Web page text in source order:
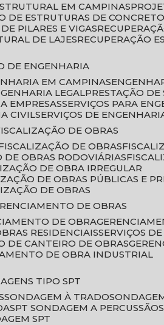
EM CAMPINAS
DE ESTRUTURAS DE
PILARES E VIGAS
DE LAJES
RECUPERAÇÃO
DE ENGENHARIA
EM CAMPINAS
LEGAL
PRESTAÇÃO
EMPRESAS SERVIÇOS PARA
CIVIL SERVIÇOS DE
DE OBRAS
FISCALIZAÇÃO DE OBRAS
DE OBRAS RODOVIÁRIAS
DE OBRA IRREGULAR
DE OBRAS PÚBLICAS E
DE OBRAS
DE OBRAS
DE OBRA
RESIDENCIAIS SERVIÇOS
DE CANTEIRO DE OBRAS
DE OBRA INDUSTRIAL
TIPO SPT
SONDAGEM À TRADO
SPT SONDAGEM A PERCUSSÃO
SPT